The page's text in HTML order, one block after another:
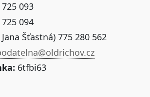
093
094
Šťastná) 775 280 562
6tfbi63